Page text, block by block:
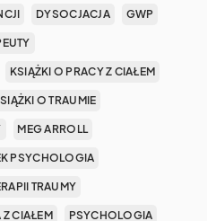
DYSOCJACJA GWP
KSIĄŻKI O PRACY Z CIAŁEM
O TRAUMIE
MEG ARROLL
PSYCHOLOGIA
TRAUMY
Z CIAŁEM PSYCHOLOGIA